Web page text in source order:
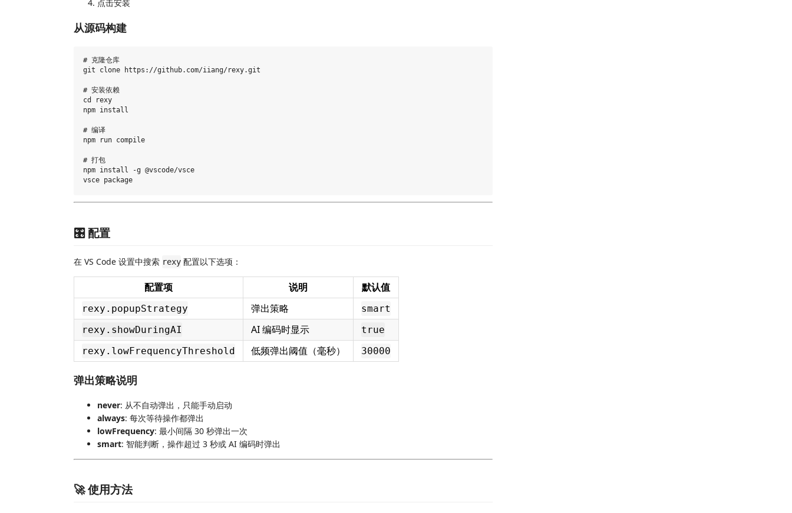
点击安装
从源码构建
# 克隆仓库
git clone https://github.com/iiang/rexy.git
# 安装依赖
cd rexy
npm install
# 编译
npm run compile
# 打包
npm install -g @vscode/vsce
🎛️ 配置
在 VS Code 设置中搜索 rexy 配置以下选项：
配置项 说明 默认值
rexy.popupStrategy 弹出策略
smart
rexy.showDuringAI
AI 编码时显示
true
rexy.lowFrequencyThreshold
低频弹出阈值（毫秒） 30000
弹出策略说明
never: 从不自动弹出，只能手动启动
always: 每次等待操作都弹出
lowFrequency: 最小间隔 30 秒弹出一次
smart: 智能判断，操作超过 3 秒或 AI 编码时弹出
🚀 使用方法